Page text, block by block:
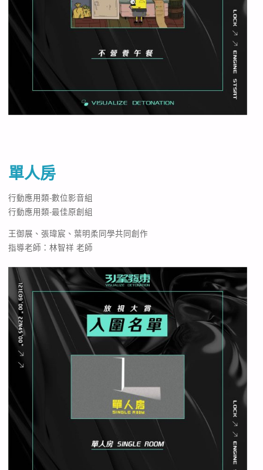
單人房
行動應用類-數位影音組
行動應用類-最佳原創組
王御展、張瑋宸、葉明柔同學共同創作
指導老師：林智祥 老師